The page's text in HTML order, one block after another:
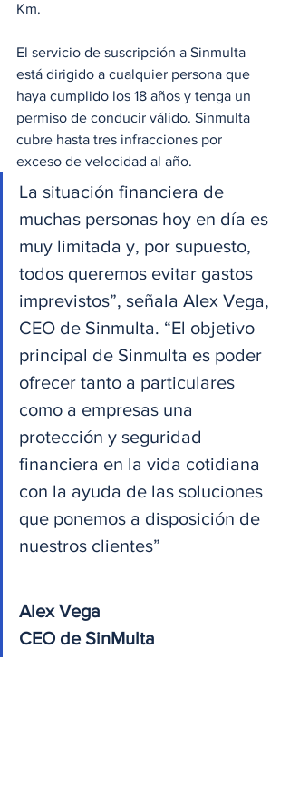
Km.
El servicio de suscripción a Sinmulta
está dirigido a cualquier persona que
haya cumplido los 18 años y tenga un
permiso de conducir válido. Sinmulta
cubre hasta tres infracciones por
exceso de velocidad al año.
La situación financiera de
muchas personas hoy en día es
muy limitada y, por supuesto,
todos queremos evitar gastos
imprevistos”, señala Alex Vega,
CEO de Sinmulta. “El objetivo
principal de Sinmulta es poder
ofrecer tanto a particulares
como a empresas una
protección y seguridad
financiera en la vida cotidiana
con la ayuda de las soluciones
que ponemos a disposición de
nuestros clientes”
Alex Vega
CEO de SinMulta